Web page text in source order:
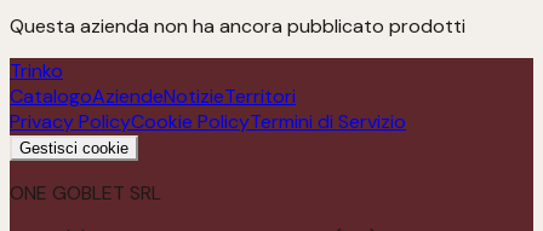
Questa azienda non ha ancora pubblicato prodotti
Trinko
CatalogoAziendeNotizieTerritori
Privacy PolicyCookie PolicyTermini di Servizio
Gestisci cookie
ONE GOBLET SRL